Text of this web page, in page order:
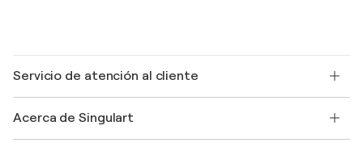
Servicio de atención al cliente
Envío
Acerca de Singulart